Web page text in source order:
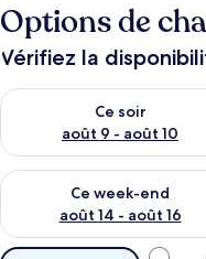
Options de
Vérifiez la
Ce soir
août 9 - août 10
Vérifier la disponibilité
Ce week-end
août 14 - août 16
Vérifier la disponibilité